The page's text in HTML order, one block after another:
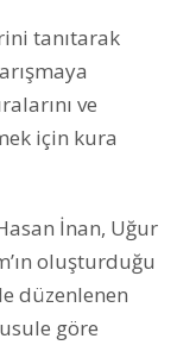
tanıtarak
ve
için kura
İnan, Uğur
oluşturduğu
düzenlenen
göre